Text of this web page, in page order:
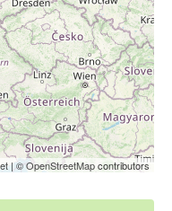
| ©OpenStreetMapcontributors